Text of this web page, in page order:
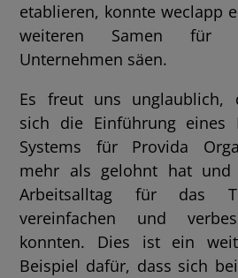
etablieren, konnte weclapp
weiteren Samen für
Unternehmen säen.
Es freut uns unglaublich,
sich die Einführung eines
Systems für Provida
mehr als gelohnt hat und
Arbeitsalltag für das
vereinfachen und
konnten. Dies ist ein
Beispiel dafür, dass sich